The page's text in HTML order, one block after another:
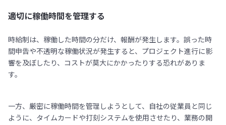
適切に稼働時間を管理する
時給制は、稼働した時間の分だけ、報酬が発生します。誤った時
間申告や不透明な稼働状況が発生すると、プロジェクト進行に影
響を及ぼしたり、コストが莫大にかかったりする恐れがありま
す。
一方、厳密に稼働時間を管理しようとして、自社の従業員と同じ
ように、タイムカードや打刻システムを使用させたり、業務の開